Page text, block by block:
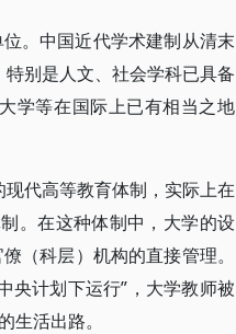
。中国近代学术建制从清末
别是人文、社会学科已具备
学等在国际上已有相当之地
代高等教育体制，实际上在
。在这种体制中，大学的设
（科层）机构的直接管理。
央计划下运行”，大学教师被
活出路。